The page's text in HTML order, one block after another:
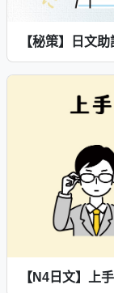
【秘策】日文